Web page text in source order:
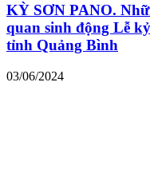
KỲ SƠN PANO.
quan sinh động Lễ
tỉnh Quảng Bình
03/06/2024